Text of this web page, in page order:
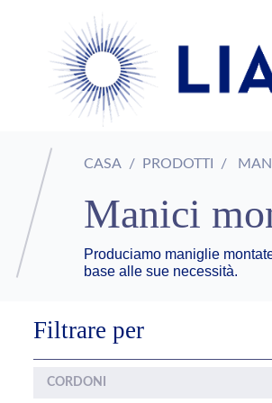
CASA PRODOTTI
Manici
Produciamo maniglie
base alle sue necessità.
Filtrare per
CORDONI